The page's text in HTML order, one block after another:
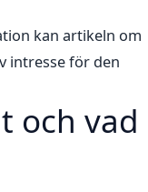
kan artikeln om
intresse för den
och vad